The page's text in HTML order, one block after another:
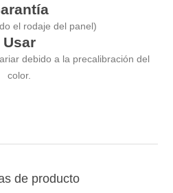
el rodaje del panel)
Usar
debido a la precalibración del
color.
de producto